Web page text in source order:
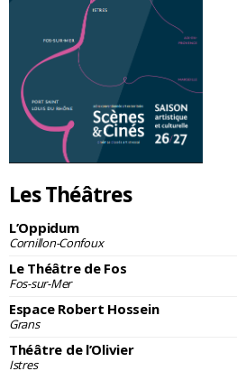
Les Théâtres
L’Oppidum
Cornillon-Confoux
Le Théâtre de Fos
Fos-sur-Mer
Espace Robert Hossein
Grans
Théâtre de l’Olivier
Istres